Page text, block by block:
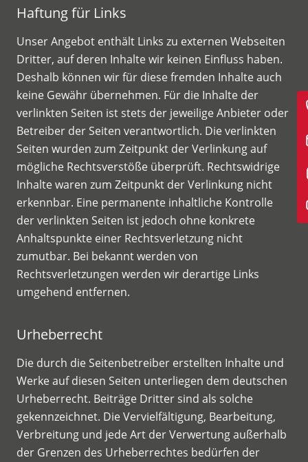
Haftung für Links
Unser Angebot enthält Links zu externen Webseiten
Dritter, auf deren Inhalte wir keinen Einfluss haben.
Deshalb können wir für diese fremden Inhalte auch
keine Gewähr übernehmen. Für die Inhalte der
verlinkten Seiten ist stets der jeweilige Anbieter oder
Betreiber der Seiten verantwortlich. Die verlinkten
Seiten wurden zum Zeitpunkt der Verlinkung auf
mögliche Rechtsverstöße überprüft. Rechtswidrige
Inhalte waren zum Zeitpunkt der Verlinkung nicht
erkennbar. Eine permanente inhaltliche Kontrolle
der verlinkten Seiten ist jedoch ohne konkrete
Anhaltspunkte einer Rechtsverletzung nicht
zumutbar. Bei bekannt werden von
Rechtsverletzungen werden wir derartige Links
umgehend entfernen.
Urheberrecht
Die durch die Seitenbetreiber erstellten Inhalte und
Werke auf diesen Seiten unterliegen dem deutschen
Urheberrecht. Beiträge Dritter sind als solche
gekennzeichnet. Die Vervielfältigung, Bearbeitung,
Verbreitung und jede Art der Verwertung außerhalb
der Grenzen des Urheberrechtes bedürfen der